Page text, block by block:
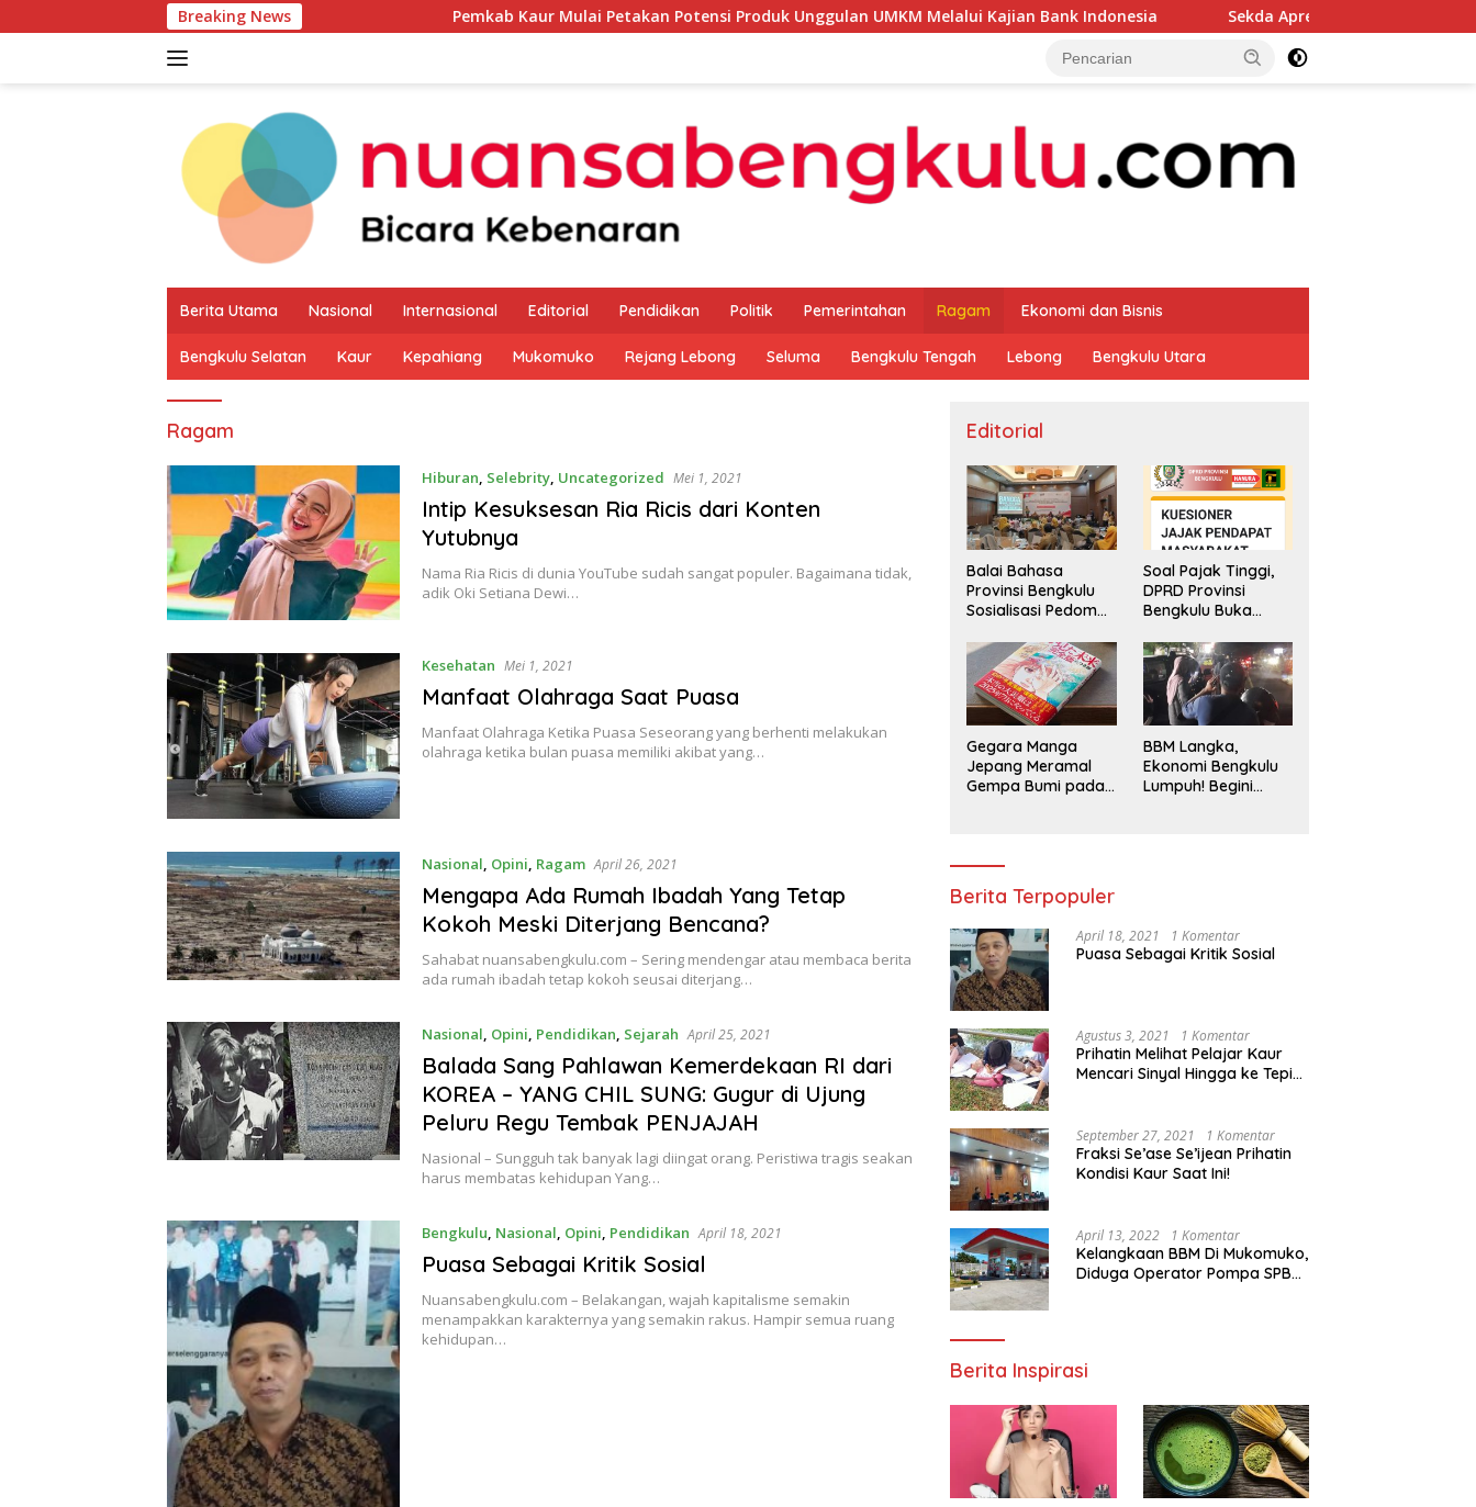
ke
Breaking News Pemkab Kaur Mulai Petakan Potensi Produk Unggulan UMKM Melalui Kajian Bank Indonesia Sekda Apresiasi Inspektorat Provinsi Bengkulu
Berita Utama Nasional Internasional Editorial Pendidikan Politik Pemerintahan Ragam Ekonomi dan Bisnis
Bengkulu Selatan Kaur Kepahiang Mukomuko Rejang Lebong Seluma Bengkulu Tengah Lebong Bengkulu Utara
Ragam
Hiburan, Selebrity, Uncategorized Mei 1, 2021
Intip Kesuksesan Ria Ricis dari Konten
Yutubnya
Nama Ria Ricis di dunia YouTube sudah sangat populer. Bagaimana tidak,
adik Oki Setiana Dewi…
Kesehatan Mei 1, 2021
Manfaat Olahraga Saat Puasa
Manfaat Olahraga Ketika Puasa Seseorang yang berhenti melakukan
olahraga ketika bulan puasa memiliki akibat yang…
Nasional, Opini, Ragam April 26, 2021
Mengapa Ada Rumah Ibadah Yang Tetap
Kokoh Meski Diterjang Bencana?
Sahabat nuansabengkulu.com – Sering mendengar atau membaca berita
ada rumah ibadah tetap kokoh seusai diterjang…
Nasional, Opini, Pendidikan, Sejarah April 25, 2021
Balada Sang Pahlawan Kemerdekaan RI dari
KOREA – YANG CHIL SUNG: Gugur di Ujung
Peluru Regu Tembak PENJAJAH
Nasional – Sungguh tak banyak lagi diingat orang. Peristiwa tragis seakan
harus membatas kehidupan Yang…
Bengkulu, Nasional, Opini, Pendidikan April 18, 2021
Puasa Sebagai Kritik Sosial
Nuansabengkulu.com – Belakangan, wajah kapitalisme semakin
menampakkan karakternya yang semakin rakus. Hampir semua ruang
kehidupan…
Editorial
Balai Bahasa
Provinsi Bengkulu
Sosialisasi Pedoman
Penggunaan
Bahasa Indonesia
Soal Pajak Tinggi,
DPRD Provinsi
Bengkulu Buka
Pengaduan
Masyarakat
Gegara Manga
Jepang Meramal
Gempa Bumi pada
BBM Langka,
Ekonomi Bengkulu
Lumpuh! Begini
Berita Terpopuler
April 18, 2021 1 Komentar
Puasa Sebagai Kritik Sosial
Agustus 3, 2021 1 Komentar
Prihatin Melihat Pelajar Kaur
Mencari Sinyal Hingga ke Tepi
Segera Bertindak
September 27, 2021 1 Komentar
Fraksi Se’ase Se’ijean Prihatin
Kondisi Kaur Saat Ini!
April 13, 2022 1 Komentar
Kelangkaan BBM Di Mukomuko,
Diduga Operator Pompa SPBU
Berita Inspirasi